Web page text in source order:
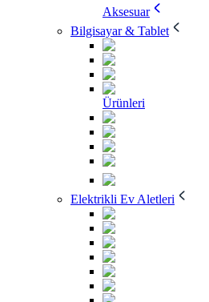
Aksesuar
Bilgisayar & Tablet
Ürünleri
Elektrikli Ev Aletleri